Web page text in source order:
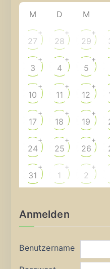
M D M
27
+
28
+
29
+
3
+
4
+
5
+
10
+
11
+
12
+
17
+
18
+
19
+
24
+
25
+
26
+
31
+
1
+
2
+
Anmelden
Benutzername